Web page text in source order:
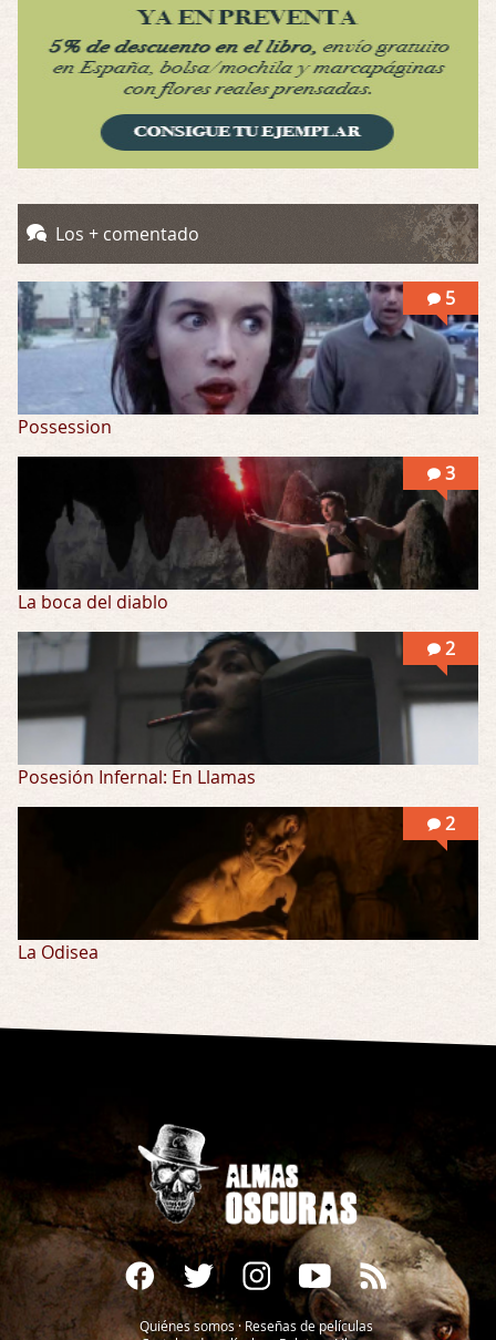
Por: Mariano
Una película normalita, nada del otro mun …
Obsession
Possession
Por: Mountain
Llevo toda una vida para verla y nunca lo …
Los + comentado
5
Possession
3
La boca del diablo
2
Posesión Infernal: En Llamas
2
La Odisea
Quiénes somos·Reseñas de películas